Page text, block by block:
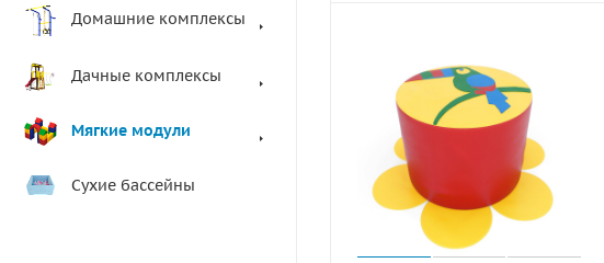
Домашние комплексы
Дачные комплексы
Мягкие модули
Сухие бассейны